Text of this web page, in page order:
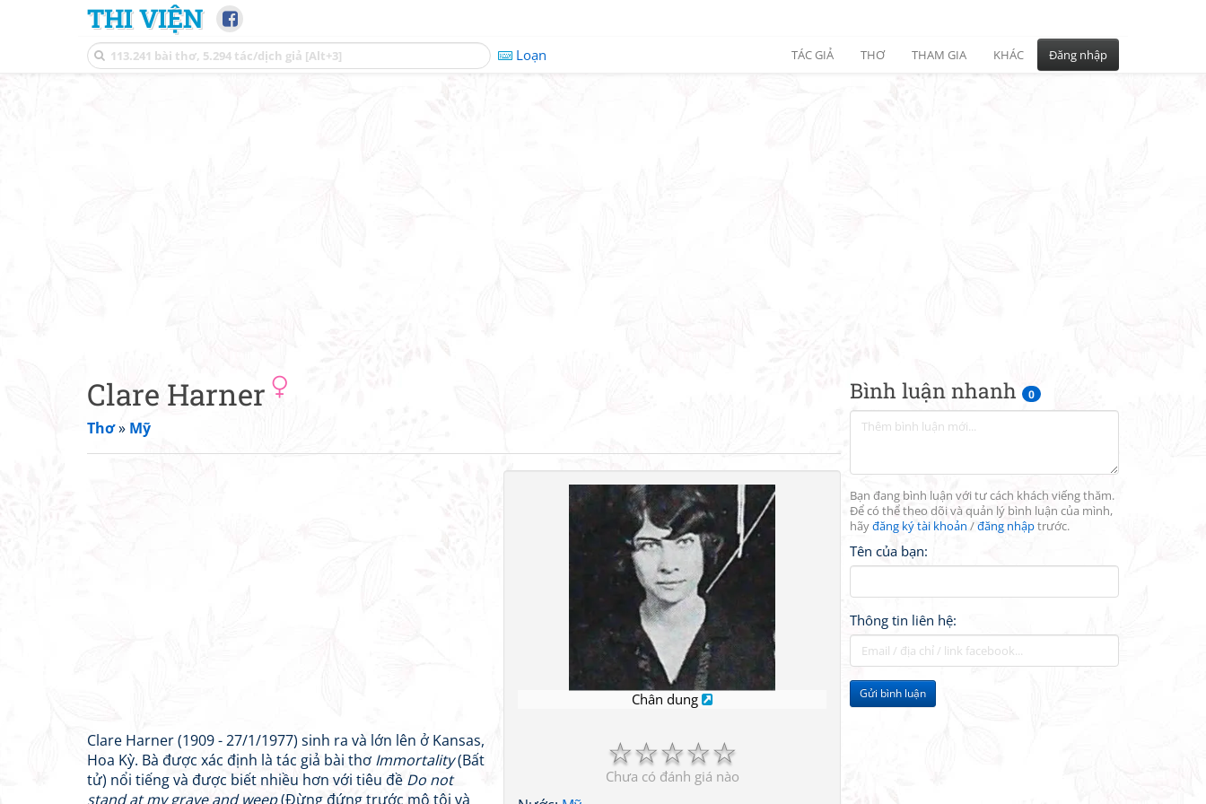
THI VIỆN
Loạn TÁC GIẢ THƠ THAM GIA KHÁC Đăng nhập
Bình luận nhanh 0
Bạn đang bình luận với tư cách khách viếng thăm.
Để có thể theo dõi và quản lý bình luận của mình,
hãyđăng ký tài khoản /đăng nhậptrước.
Tên của bạn:
Thông tin liên hệ:
Gửi bình luận
Clare Harner
Thơ» Mỹ
Chân dung
☆
☆
☆
☆
☆
Chưa có đánh giá nào
Clare Harner (1909 - 27/1/1977) sinh ra và lớn lên ở Kansas,
Hoa Kỳ. Bà được xác định là tác giả bài thơ Immortality(Bất
tử) nổi tiếng và được biết nhiều hơn với tiêu đề Do not
stand at my grave and weep(Đừng đứng trước mộ tôi và